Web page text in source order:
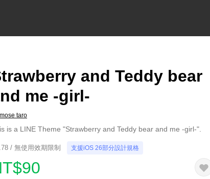
and Teddy bear
me -girl-
taro
is a LINE Theme "Strawberry and Teddy bear and me -girl-".
/ 無使用效期限制 支援iOS 26部分設計規格